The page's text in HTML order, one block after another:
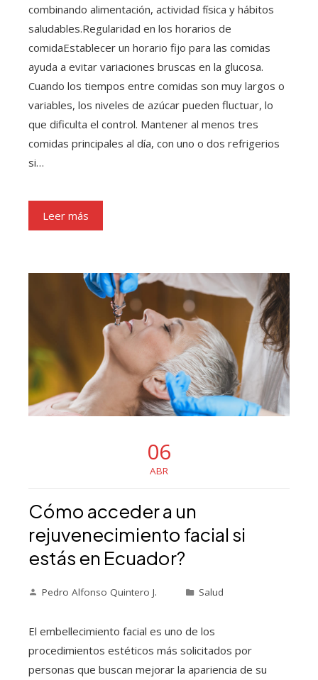
combinando alimentación, actividad física y hábitos
saludables.Regularidad en los horarios de
comidaEstablecer un horario fijo para las comidas
ayuda a evitar variaciones bruscas en la glucosa.
Cuando los tiempos entre comidas son muy largos o
variables, los niveles de azúcar pueden fluctuar, lo
que dificulta el control. Mantener al menos tres
comidas principales al día, con uno o dos refrigerios
si…
Leer más
06
ABR
Cómo acceder a un
rejuvenecimiento facial si
estás en Ecuador?
Pedro Alfonso Quintero J. Salud
El embellecimiento facial es uno de los
procedimientos estéticos más solicitados por
personas que buscan mejorar la apariencia de su